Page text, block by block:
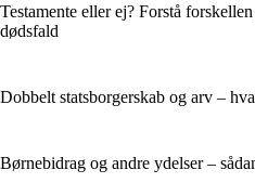
Testamente eller ej? Forstå
dødsfald
Dobbelt statsborgerskab og arv –
Børnebidrag og andre ydelser –